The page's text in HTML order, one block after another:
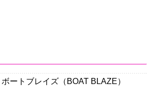
ボートブレイズ（BOAT BLAZE）